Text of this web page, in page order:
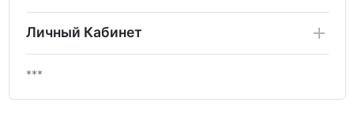
Личный Кабинет
***